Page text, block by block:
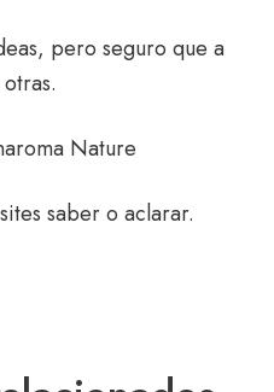
pero seguro que a
Nature
saber o aclarar.